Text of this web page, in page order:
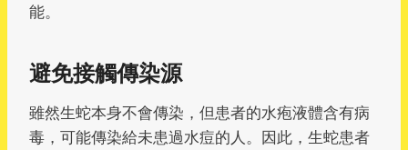
能。
避免接觸傳染源
雖然生蛇本身不會傳染，但患者的水疱液體含有病
毒，可能傳染給未患過水痘的人。因此，生蛇患者